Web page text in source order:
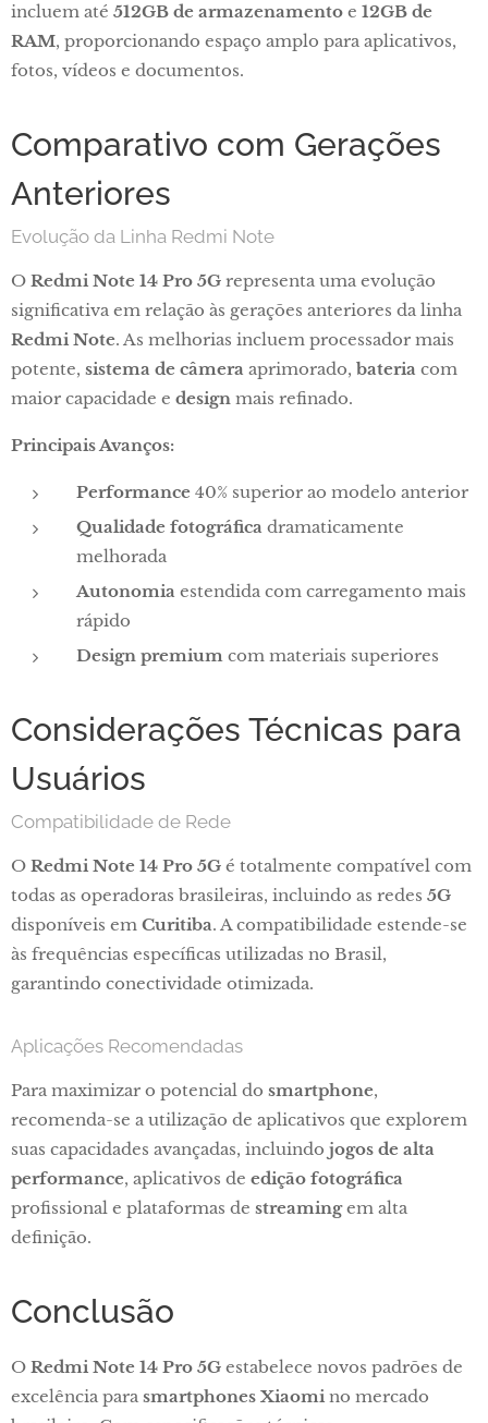
incluem até 512GB de armazenamento e 12GB de
RAM, proporcionando espaço amplo para aplicativos,
fotos, vídeos e documentos.
Comparativo com Gerações
Anteriores
Evolução da Linha Redmi Note
O Redmi Note 14 Pro 5G representa uma evolução
significativa em relação às gerações anteriores da linha
Redmi Note. As melhorias incluem processador mais
potente, sistema de câmera aprimorado, bateria com
maior capacidade e design mais refinado.
Principais Avanços:
Performance 40% superior ao modelo anterior
Qualidade fotográfica dramaticamente
melhorada
Autonomia estendida com carregamento mais
rápido
Design premium com materiais superiores
Considerações Técnicas para
Usuários
Compatibilidade de Rede
O Redmi Note 14 Pro 5G é totalmente compatível com
todas as operadoras brasileiras, incluindo as redes 5G
disponíveis em Curitiba. A compatibilidade estende-se
às frequências específicas utilizadas no Brasil,
garantindo conectividade otimizada.
Aplicações Recomendadas
Para maximizar o potencial do smartphone,
recomenda-se a utilização de aplicativos que explorem
suas capacidades avançadas, incluindo jogos de alta
performance, aplicativos de edição fotográfica
profissional e plataformas de streamingem alta
definição.
Conclusão
O Redmi Note 14 Pro 5G estabelece novos padrões de
excelência para smartphones Xiaomi no mercado